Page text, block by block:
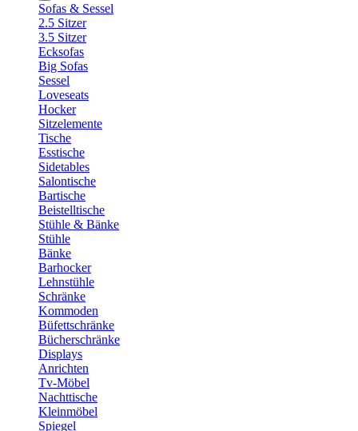
Sofas & Sessel
2.5 Sitzer
3.5 Sitzer
Ecksofas
Big Sofas
Sessel
Loveseats
Hocker
Sitzelemente
Tische
Esstische
Sidetables
Salontische
Bartische
Beistelltische
Stühle & Bänke
Stühle
Bänke
Barhocker
Lehnstühle
Schränke
Kommoden
Büfettschränke
Bücherschränke
Displays
Anrichten
Tv-Möbel
Nachttische
Kleinmöbel
Spiegel